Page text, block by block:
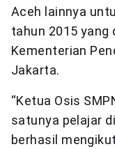
Aceh lainnya
tahun 2015 yang
Kementerian
Jakarta.
“Ketua Osis
satunya pelajar
berhasil